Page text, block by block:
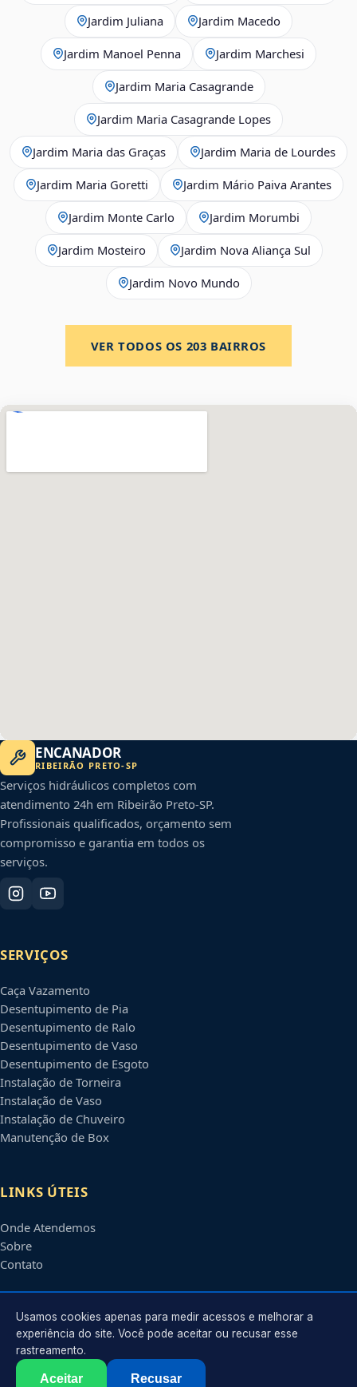
Jardim Juliana Jardim Macedo
Jardim Manoel Penna Jardim Marchesi
Jardim Maria Casagrande
Jardim Maria Casagrande Lopes
Jardim Maria das Graças Jardim Maria de Lourdes
Jardim Maria Goretti Jardim Mário Paiva Arantes
Jardim Monte Carlo Jardim Morumbi
Jardim Mosteiro Jardim Nova Aliança Sul
Jardim Novo Mundo
VER TODOS OS 203 BAIRROS
ENCANADOR
RIBEIRÃO PRETO-SP
Serviços hidráulicos completos com
atendimento 24h em Ribeirão Preto-SP.
Profissionais qualificados, orçamento sem
compromisso e garantia em todos os
serviços.
SERVIÇOS
Caça Vazamento
Desentupimento de Pia
Desentupimento de Ralo
Desentupimento de Vaso
Desentupimento de Esgoto
Instalação de Torneira
Instalação de Vaso
Instalação de Chuveiro
Manutenção de Box
LINKS ÚTEIS
Onde Atendemos
Sobre
Contato
CONTATO
Atendimento em
contato@encanadoresribeiraopreto.com.br
Usamos cookies apenas para medir acessos e melhorar a
experiência do site. Você pode aceitar ou recusar esse
rastreamento.
Aceitar Recusar